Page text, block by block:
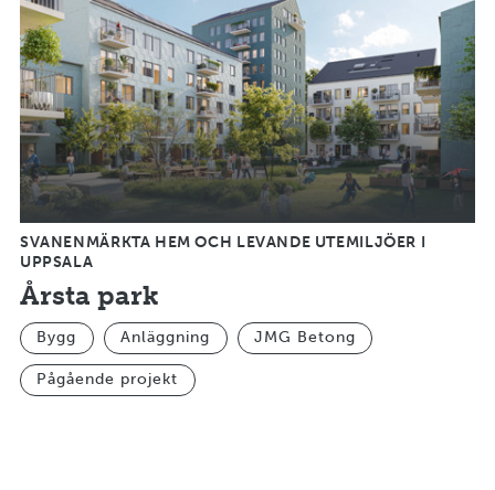
SVANENMÄRKTA HEM OCH LEVANDE UTEMILJÖER I
UPPSALA
Årsta park
Bygg Anläggning JMG Betong
Pågående projekt